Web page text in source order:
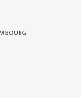
- Service